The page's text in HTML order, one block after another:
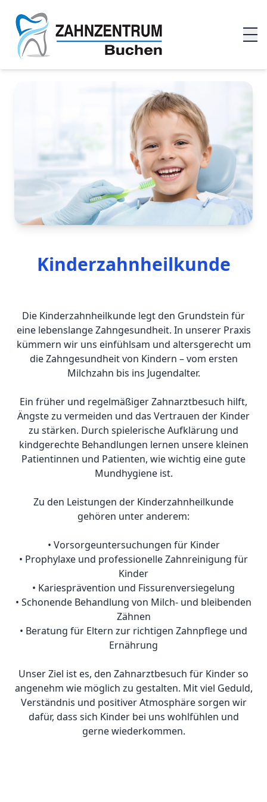
Kinderzahnheilkunde
Die Kinderzahnheilkunde legt den Grundstein für
eine lebenslange Zahngesundheit. In unserer Praxis
kümmern wir uns einfühlsam und altersgerecht um
die Zahngesundheit von Kindern – vom ersten
Milchzahn bis ins Jugendalter.
Ein früher und regelmäßiger Zahnarztbesuch hilft,
Ängste zu vermeiden und das Vertrauen der Kinder
zu stärken. Durch spielerische Aufklärung und
kindgerechte Behandlungen lernen unsere kleinen
Patientinnen und Patienten, wie wichtig eine gute
Mundhygiene ist.
Zu den Leistungen der Kinderzahnheilkunde
gehören unter anderem:
• Vorsorgeuntersuchungen für Kinder
• Prophylaxe und professionelle Zahnreinigung für
Kinder
• Kariesprävention und Fissurenversiegelung
• Schonende Behandlung von Milch- und bleibenden
Zähnen
• Beratung für Eltern zur richtigen Zahnpflege und
Ernährung
Unser Ziel ist es, den Zahnarztbesuch für Kinder so
angenehm wie möglich zu gestalten. Mit viel Geduld,
Verständnis und positiver Atmosphäre sorgen wir
dafür, dass sich Kinder bei uns wohlfühlen und
gerne wiederkommen.